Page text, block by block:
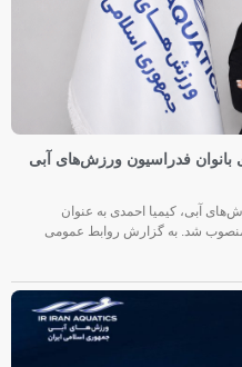
فدراسیون ورزش‌های آبی
آبی، کیمیا احمدی به عنوان
شد. به گزارش روابط عمومی